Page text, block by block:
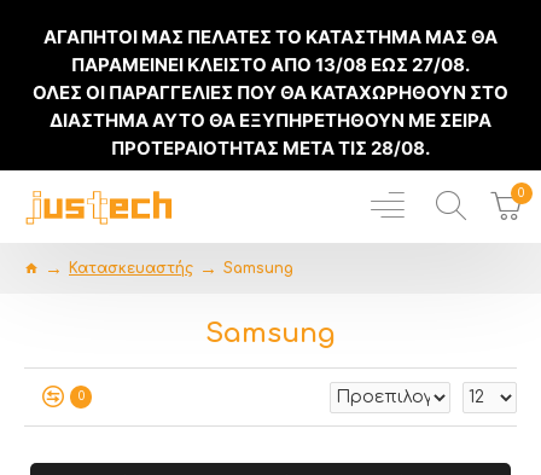
ΑΓΑΠΗΤΟΙ ΜΑΣ ΠΕΛΑΤΕΣ ΤΟ ΚΑΤΑΣΤΗΜΑ ΜΑΣ ΘΑ
ΠΑΡΑΜΕΙΝΕΙ ΚΛΕΙΣΤΟ ΑΠΟ 13/08 ΕΩΣ 27/08.
ΟΛΕΣ ΟΙ ΠΑΡΑΓΓΕΛΙΕΣ ΠΟΥ ΘΑ ΚΑΤΑΧΩΡΗΘΟΥΝ ΣΤΟ
ΔΙΑΣΤΗΜΑ ΑΥΤΟ ΘΑ ΕΞΥΠΗΡΕΤΗΘΟΥΝ ΜΕ ΣΕΙΡΑ
ΠΡΟΤΕΡΑΙΟΤΗΤΑΣ ΜΕΤΑ ΤΙΣ 28/08.
0
Κατασκευαστής Samsung
Samsung
0